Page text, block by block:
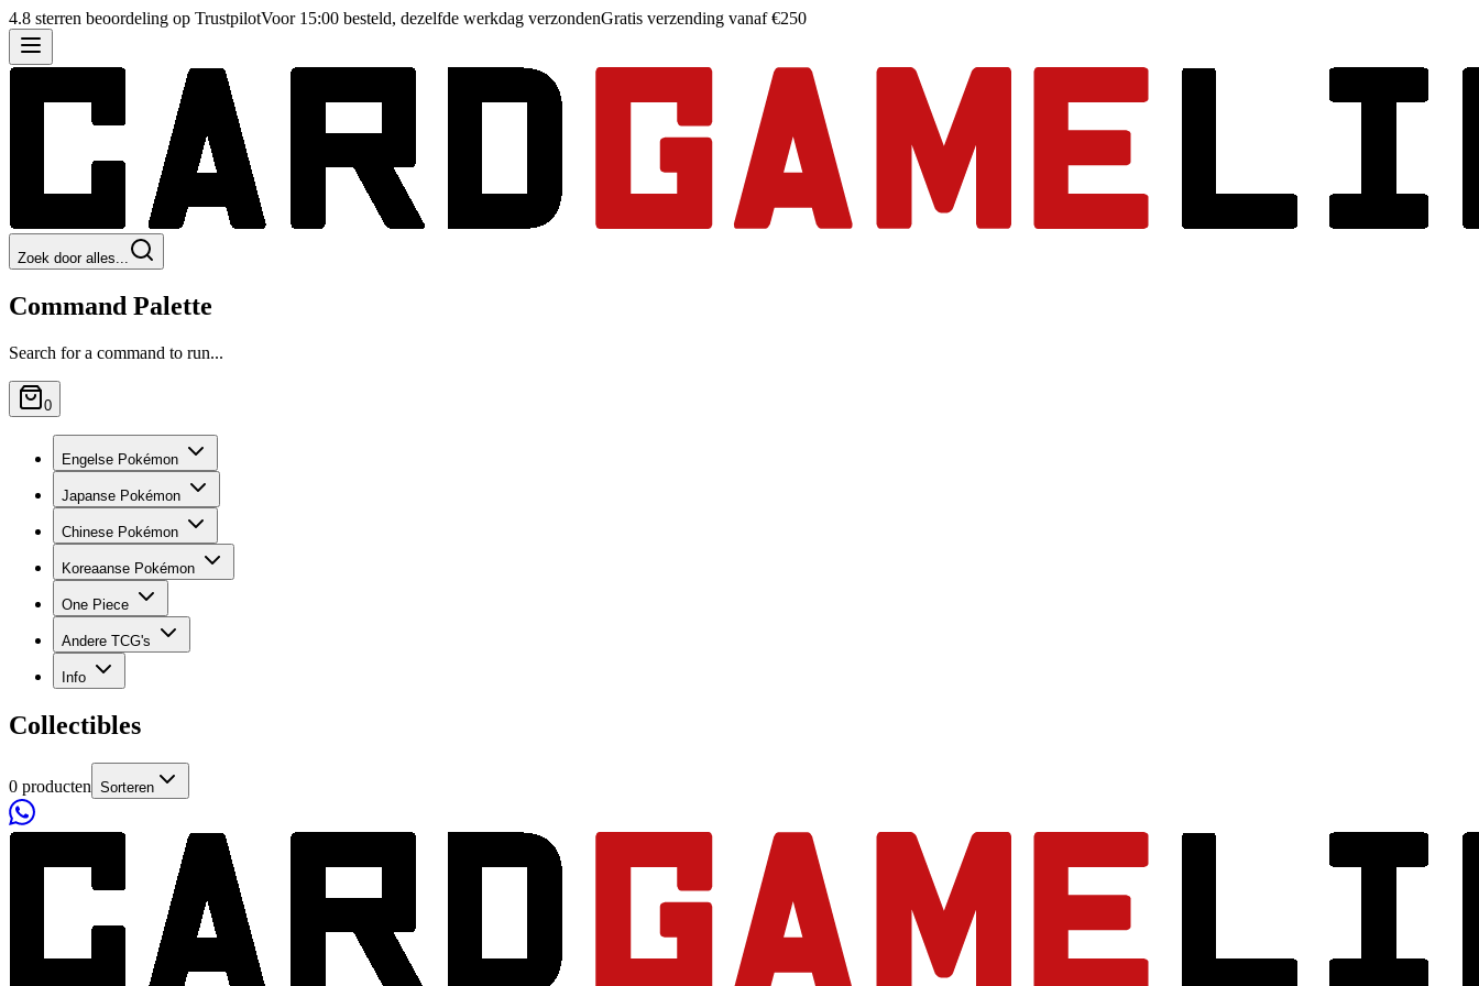
4.8 sterren beoordeling op TrustpilotVoor 15:00 besteld, dezelfde werkdag verzondenGratis verzending vanaf €250
Zoek door alles...
Command Palette
Search for a command to run...
0
Engelse Pokémon
Japanse Pokémon
Chinese Pokémon
Koreaanse Pokémon
One Piece
Andere TCG's
Info
Collectibles
0 producten Sorteren